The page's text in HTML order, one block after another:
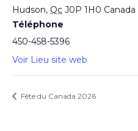
Hudson, Qc J0P 1H0 Canada
Téléphone
450-458-5396
Voir Lieu site web
Fête du Canada 2026